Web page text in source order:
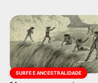
km/h em Itanhaém.
SURFE E ANCESTRALIDADE